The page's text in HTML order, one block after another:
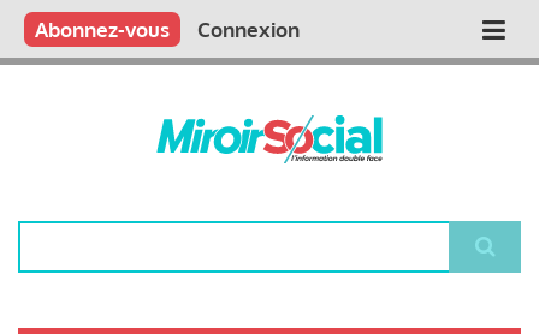
Aller
contenu
Main
Qui sommes nous ?
Vous publiez
Nous publions
Contactez-nous
Abonnez-vous Connexion